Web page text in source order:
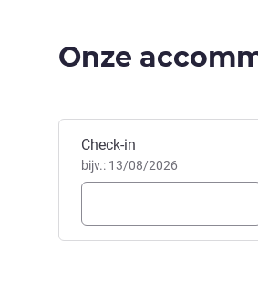
van
Onze
Boek dit hotel
Check-in
bijv.: 13/08/2026